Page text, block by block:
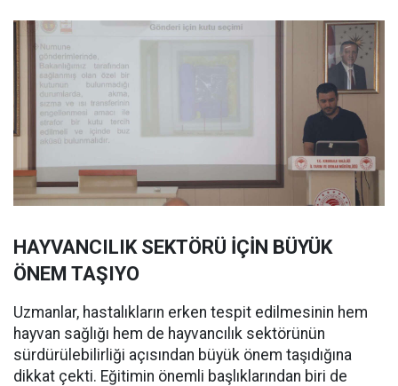
HAYVANCILIK SEKTÖRÜ İÇİN BÜYÜK
ÖNEM TAŞIYO
Uzmanlar, hastalıkların erken tespit edilmesinin hem
hayvan sağlığı hem de hayvancılık sektörünün
sürdürülebilirliği açısından büyük önem taşıdığına
dikkat çekti. Eğitimin önemli başlıklarından biri de